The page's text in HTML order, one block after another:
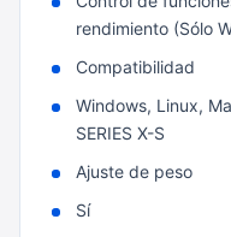
rendimiento (Sólo
Compatibilidad
Windows, Linux,
SERIES X-S
Ajuste de peso
Sí